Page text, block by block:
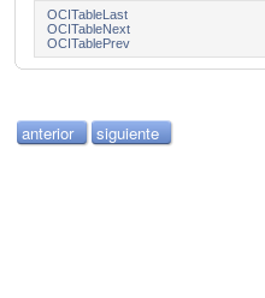
OCITableLast
OCITableNext
OCITablePrev
anterior siguiente